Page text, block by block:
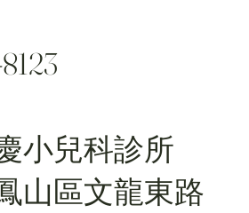
小兒科診所
山區文龍東路